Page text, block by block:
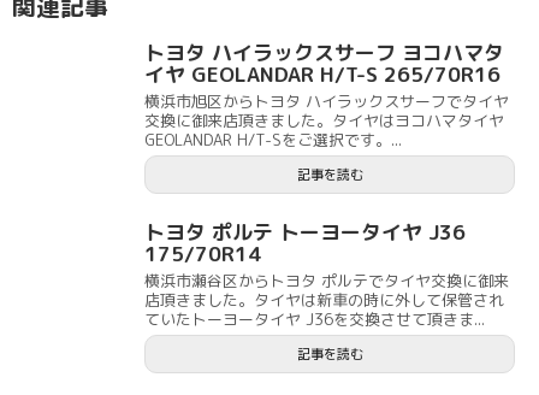
トヨタ ハイラックスサーフ ヨコハマタ
イヤ GEOLANDAR H/T-S 265/70R16
横浜市旭区からトヨタ ハイラックスサーフでタイヤ
交換に御来店頂きました。タイヤはヨコハマタイヤ
GEOLANDAR H/T-Sをご選択です。...
記事を読む
トヨタ ポルテ トーヨータイヤ J36
175/70R14
横浜市瀬谷区からトヨタ ポルテでタイヤ交換に御来
店頂きました。タイヤは新車の時に外して保管され
ていたトーヨータイヤ J36を交換させて頂きま...
記事を読む